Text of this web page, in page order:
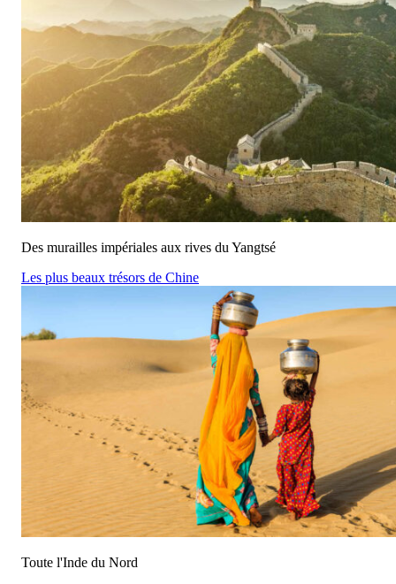
Des murailles impériales aux rives du Yangtsé
Les plus beaux trésors de Chine
Toute l'Inde du Nord